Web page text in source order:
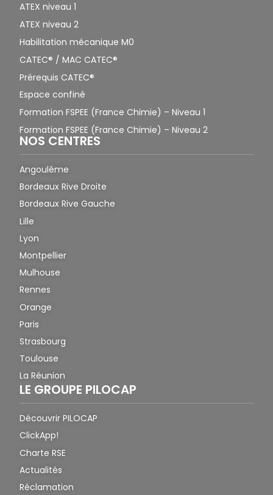
ATEX niveau 1
ATEX niveau 2
Habilitation mécanique M0
CATEC® / MAC CATEC®
Prérequis CATEC®
Espace confiné
Formation FSPEE (France Chimie) – Niveau 1
Formation FSPEE (France Chimie) – Niveau 2
NOS CENTRES
Angoulême
Bordeaux Rive Droite
Bordeaux Rive Gauche
Lille
Lyon
Montpellier
Mulhouse
Rennes
Orange
Paris
Strasbourg
Toulouse
La Réunion
LE GROUPE PILOCAP
Découvrir PILOCAP
ClickApp!
Charte RSE
Actualités
Réclamation